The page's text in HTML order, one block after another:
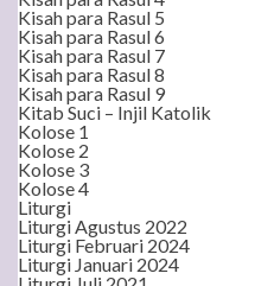
Kisah para Rasul 5
Kisah para Rasul 6
Kisah para Rasul 7
Kisah para Rasul 8
Kisah para Rasul 9
Kitab Suci – Injil Katolik
Kolose 1
Kolose 2
Kolose 3
Kolose 4
Liturgi
Liturgi Agustus 2022
Liturgi Februari 2024
Liturgi Januari 2024